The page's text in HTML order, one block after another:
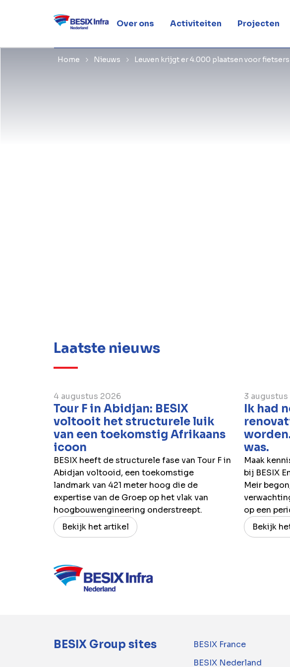
Over ons Activiteiten Projecten
Home Nieuws Leuven krijgt er 4.000 plaatsen voor
ondergronds
Laatste nieuws
4 augustus 2026
Tour F in Abidjan: BESIX
voltooit het structurele luik
van een toekomstig Afrikaans
icoon
BESIX heeft de structurele fase van Tour F in
Abidjan voltooid, een toekomstige
landmark van 421 meter hoog die de
expertise van de Groep op het vlak van
hoogbouwengineering onderstreept.
Bekijk het artikel
3
Ik had
was.
Maak
bij BESIX
Meir
op een
Bekijk
BESIX Group sites BESIX France
BESIX Nederland